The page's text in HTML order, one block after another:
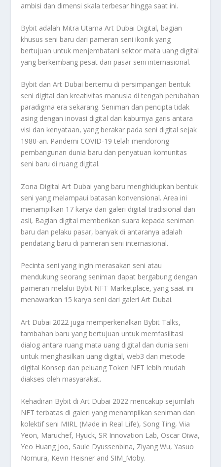
ambisi dan dimensi skala terbesar hingga saat ini.
Bybit adalah Mitra Utama Art Dubai Digital, bagian
khusus seni baru dari pameran seni ikonik yang
bertujuan untuk menjembatani sektor mata uang digital
yang berkembang pesat dan pasar seni internasional.
Bybit dan Art Dubai bertemu di persimpangan bentuk
seni digital dan kreativitas manusia di tengah perubahan
paradigma era sekarang. Seniman dan pencipta tidak
asing dengan inovasi digital dan kaburnya garis antara
visi dan kenyataan, yang berakar pada seni digital sejak
1980-an. Pandemi COVID-19 telah mendorong
pembangunan dunia baru dan penyatuan komunitas
seni baru di ruang digital.
Zona Digital Art Dubai yang baru menghidupkan bentuk
seni yang melampaui batasan konvensional. Area ini
menampilkan 17 karya dari galeri digital tradisional dan
asli, Bagian digital memberikan suara kepada seniman
baru dan pelaku pasar, banyak di antaranya adalah
pendatang baru di pameran seni internasional.
Pecinta seni yang ingin merasakan seni atau
mendukung seorang seniman dapat bergabung dengan
pameran melalui Bybit NFT Marketplace, yang saat ini
menawarkan 15 karya seni dari galeri Art Dubai.
Art Dubai 2022 juga memperkenalkan Bybit Talks,
tambahan baru yang bertujuan untuk memfasilitasi
dialog antara ruang mata uang digital dan dunia seni
untuk menghasilkan uang digital, web3 dan metode
digital Konsep dan peluang Token NFT lebih mudah
diakses oleh masyarakat.
Kehadiran Bybit di Art Dubai 2022 mencakup sejumlah
NFT terbatas di galeri yang menampilkan seniman dan
kolektif seni MIRL (Made in Real Life), Song Ting, Viia
Yeon, Maruchef, Hyuck, SR Innovation Lab, Oscar Oiwa,
Yeo Huang Joo, Saule Dyussenbina, Ziyang Wu, Yasuo
Nomura, Kevin Heisner and SIM_Moby.